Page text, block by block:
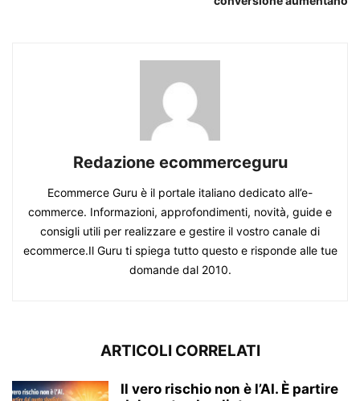
Redazione ecommerceguru
Ecommerce Guru è il portale italiano dedicato all’e-
commerce. Informazioni, approfondimenti, novità, guide e
consigli utili per realizzare e gestire il vostro canale di
ecommerce.Il Guru ti spiega tutto questo e risponde alle tue
domande dal 2010.
ARTICOLI CORRELATI
Il vero rischio non è l’AI. È partire